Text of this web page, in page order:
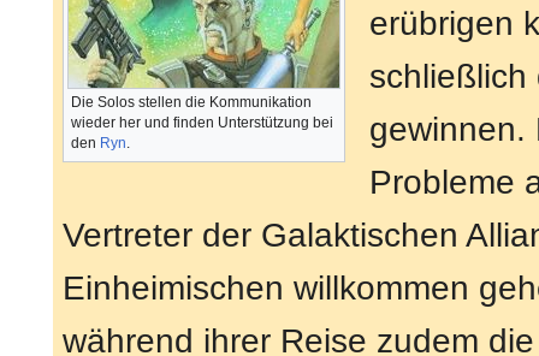
Die Solos stellen die Kommunikation
wieder her und finden Unterstützung bei
den Ryn.
erübrigen
schließlich
gewinnen.
Probleme
Vertreter der Galaktischen
Einheimischen willkommen
während ihrer Reise zudem